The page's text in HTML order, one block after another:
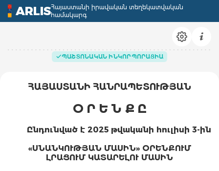
ARLISՀայաստանի իրավական տեղեկատվական
համակարգ
ՊԱՇՏՈՆԱԿԱՆ ԻՆԿՈՐՊՈՐԱՑԻԱ
ՀԱՅԱՍՏԱՆԻ ՀԱՆՐԱՊԵՏՈՒԹՅԱՆ
Օ Ր Ե Ն Ք Ը
Ընդունված է 2025 թվականի հուլիսի 3-ին
«ՍՆԱՆԿՈՒԹՅԱՆ ՄԱՍԻՆ» ՕՐԵՆՔՈՒՄ
ԼՐԱՑՈՒՄ ԿԱՏԱՐԵԼՈՒ ՄԱՍԻՆ